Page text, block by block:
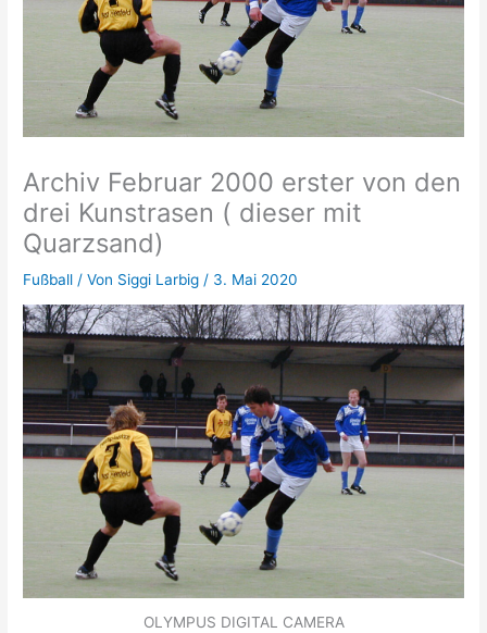
Archiv Februar 2000 erster von den
drei Kunstrasen ( dieser mit
Quarzsand)
Fußball / Von Siggi Larbig / 3. Mai 2020
OLYMPUS DIGITAL CAMERA